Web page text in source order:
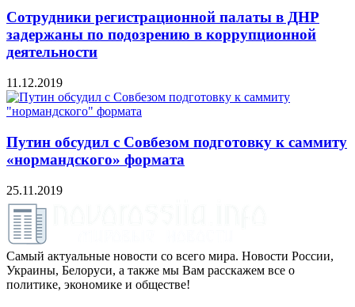
Сотрудники регистрационной палаты в ДНР
задержаны по подозрению в коррупционной
деятельности
11.12.2019
Путин обсудил с Совбезом подготовку к саммиту
«нормандского» формата
25.11.2019
Самый актуальные новости со всего мира. Новости России,
Украины, Белоруси, а также мы Вам расскажем все о
политике, экономике и обществе!